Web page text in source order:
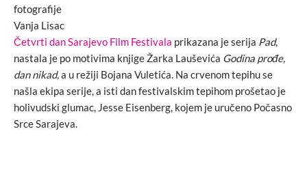
fotografije
Vanja Lisac
Četvrti dan Sarajevo Film Festivala prikazana je serija Pad,
nastala je po motivima knjige Žarka Lauševića Godina prođe,
dan nikad,a u režiji Bojana Vuletića. Na crvenom tepihu se
našla ekipa serije, a isti dan festivalskim tepihom prošetao je
holivudski glumac, Jesse Eisenberg, kojem je uručeno Počasno
Srce Sarajeva.